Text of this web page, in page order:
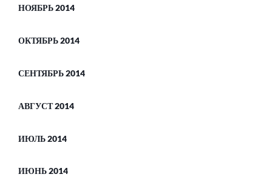
НОЯБРЬ 2014
ОКТЯБРЬ 2014
СЕНТЯБРЬ 2014
АВГУСТ 2014
ИЮЛЬ 2014
ИЮНЬ 2014